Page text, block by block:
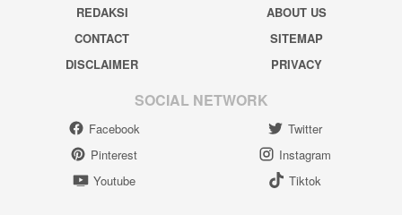
REDAKSI
ABOUT US
CONTACT
SITEMAP
DISCLAIMER
PRIVACY
SOCIAL NETWORK
Facebook
Twitter
Pinterest
Instagram
Youtube
Tiktok